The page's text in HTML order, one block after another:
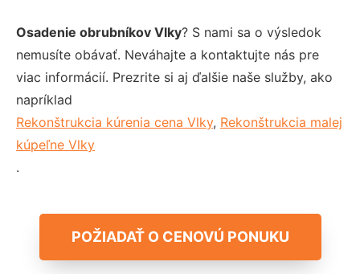
Osadenie obrubníkov Vlky? S nami sa o výsledok
nemusíte obávať. Neváhajte a kontaktujte nás pre
viac informácií. Prezrite si aj ďalšie naše služby, ako
napríklad
Rekonštrukcia kúrenia cena Vlky, Rekonštrukcia malej
kúpeľne Vlky
.
POŽIADAŤ O CENOVÚ PONUKU